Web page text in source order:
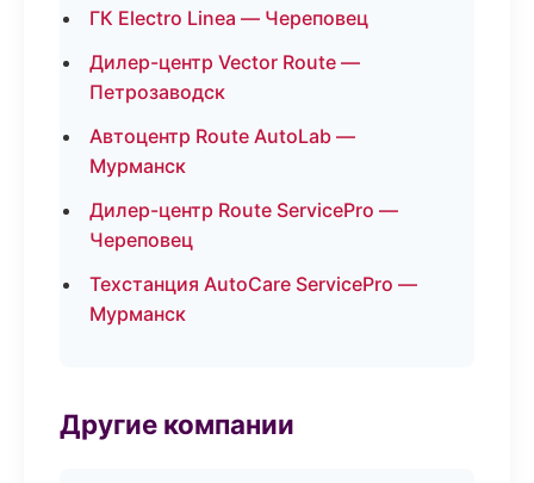
ГК Electro Linea — Череповец
Дилер-центр Vector Route —
Петрозаводск
Автоцентр Route AutoLab —
Мурманск
Дилер-центр Route ServicePro —
Череповец
Техстанция AutoCare ServicePro —
Мурманск
Другие компании